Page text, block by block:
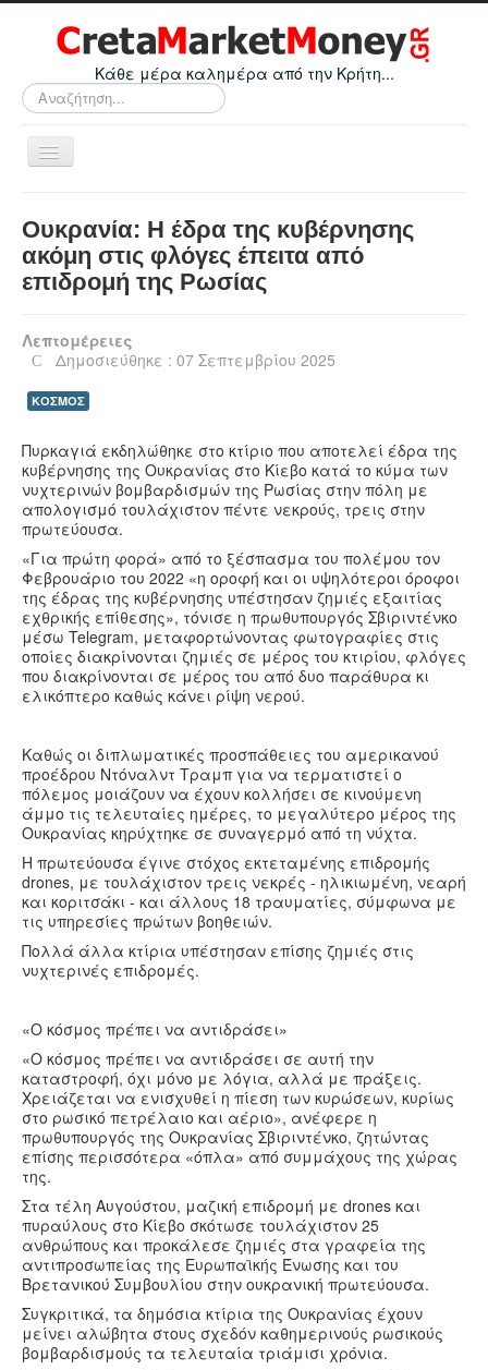
Κάθε μέρα καλημέρα από την Κρήτη...
Αναζήτηση...
Εναλλαγή
πλοήγησης
Οικονομικά
Κρήτη
Ε.Ε.
Κόσμος
Τεχνολογία
Υγεία
Πολιτισμός
Αθλητικά
Βίντεο
Συνταγές
Ουκρανία: Η έδρα της κυβέρνησης
ακόμη στις φλόγες έπειτα από
επιδρομή της Ρωσίας
Λεπτομέρειες
Δημοσιεύθηκε : 07 Σεπτεμβρίου 2025
ΚΟΣΜΟΣ
Πυρκαγιά εκδηλώθηκε στο κτίριο που αποτελεί έδρα της
κυβέρνησης της Ουκρανίας στο Κίεβο κατά το κύμα των
νυχτερινών βομβαρδισμών της Ρωσίας στην πόλη με
απολογισμό τουλάχιστον πέντε νεκρούς, τρεις στην
πρωτεύουσα.
«Για πρώτη φορά» από το ξέσπασμα του πολέμου τον
Φεβρουάριο του 2022 «η οροφή και οι υψηλότεροι όροφοι
της έδρας της κυβέρνησης υπέστησαν ζημιές εξαιτίας
εχθρικής επίθεσης», τόνισε η πρωθυπουργός Σβιριντένκο
μέσω Telegram, μεταφορτώνοντας φωτογραφίες στις
οποίες διακρίνονται ζημιές σε μέρος του κτιρίου, φλόγες
που διακρίνονται σε μέρος του από δυο παράθυρα κι
ελικόπτερο καθώς κάνει ρίψη νερού.
Καθώς οι διπλωματικές προσπάθειες του αμερικανού
προέδρου Ντόναλντ Τραμπ για να τερματιστεί ο
πόλεμος μοιάζουν να έχουν κολλήσει σε κινούμενη
άμμο τις τελευταίες ημέρες, το μεγαλύτερο μέρος της
Ουκρανίας κηρύχτηκε σε συναγερμό από τη νύχτα.
Η πρωτεύουσα έγινε στόχος εκτεταμένης επιδρομής
drones, με τουλάχιστον τρεις νεκρές - ηλικιωμένη, νεαρή
και κοριτσάκι - και άλλους 18 τραυματίες, σύμφωνα με
τις υπηρεσίες πρώτων βοηθειών.
Πολλά άλλα κτίρια υπέστησαν επίσης ζημιές στις
νυχτερινές επιδρομές.
«Ο κόσμος πρέπει να αντιδράσει»
«Ο κόσμος πρέπει να αντιδράσει σε αυτή την
καταστροφή, όχι μόνο με λόγια, αλλά με πράξεις.
Χρειάζεται να ενισχυθεί η πίεση των κυρώσεων, κυρίως
στο ρωσικό πετρέλαιο και αέριο», ανέφερε η
πρωθυπουργός της Ουκρανίας Σβιριντένκο, ζητώντας
επίσης περισσότερα «όπλα» από συμμάχους της χώρας
της.
Στα τέλη Αυγούστου, μαζική επιδρομή με drones και
πυραύλους στο Κίεβο σκότωσε τουλάχιστον 25
ανθρώπους και προκάλεσε ζημιές στα γραφεία της
αντιπροσωπείας της Ευρωπαϊκής Ένωσης και του
Βρετανικού Συμβουλίου στην ουκρανική πρωτεύουσα.
Συγκριτικά, τα δημόσια κτίρια της Ουκρανίας έχουν
μείνει αλώβητα στους σχεδόν καθημερινούς ρωσικούς
βομβαρδισμούς τα τελευταία τριάμισι χρόνια.